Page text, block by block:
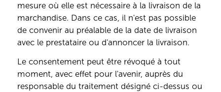
mesure où elle est nécessaire à la livraison de la
marchandise. Dans ce cas, il n'est pas possible
de convenir au préalable de la date de livraison
avec le prestataire ou d'annoncer la livraison.
Le consentement peut être révoqué à tout
moment, avec effet pour l'avenir, auprès du
responsable du traitement désigné ci-dessus ou